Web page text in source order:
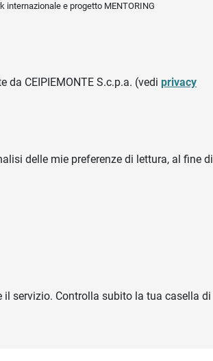
internazionale e progetto MENTORING
CEIPIEMONTE S.c.p.a. (vedi privacy
delle mie preferenze di lettura, al fine di
servizio. Controlla subito la tua casella di